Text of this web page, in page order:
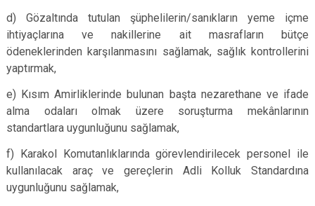
d) Gözaltında tutulan şüphelilerin/sanıkların yeme içme
ihtiyaçlarına ve nakillerine ait masrafların bütçe
ödeneklerinden karşılanmasını sağlamak, sağlık kontrollerini
yaptırmak,
e) Kısım Amirliklerinde bulunan başta nezarethane ve ifade
alma odaları olmak üzere soruşturma mekânlarının
standartlara uygunluğunu sağlamak,
f) Karakol Komutanlıklarında görevlendirilecek personel ile
kullanılacak araç ve gereçlerin Adli Kolluk Standardına
uygunluğunu sağlamak,